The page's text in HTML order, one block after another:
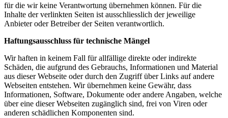
für die wir keine Verantwortung übernehmen können. Für die
Inhalte der verlinkten Seiten ist ausschliesslich der jeweilige
Anbieter oder Betreiber der Seiten verantwortlich.
Haftungsausschluss für technische Mängel
Wir haften in keinem Fall für allfällige direkte oder indirekte
Schäden, die aufgrund des Gebrauchs, Informationen und Material
aus dieser Webseite oder durch den Zugriff über Links auf andere
Webseiten entstehen. Wir übernehmen keine Gewähr, dass
Informationen, Software, Dokumente oder andere Angaben, welche
über eine dieser Webseiten zugänglich sind, frei von Viren oder
anderen schädlichen Komponenten sind.